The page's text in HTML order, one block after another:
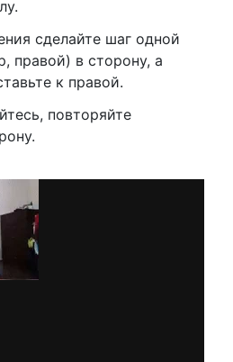
сделайте шаг одной
правой) в сторону, а
к правой.
повторяйте